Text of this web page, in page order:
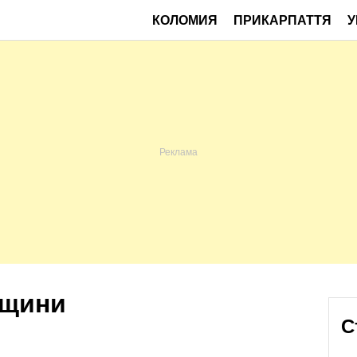
КОЛОМИЯ ПРИКАРПАТТЯ